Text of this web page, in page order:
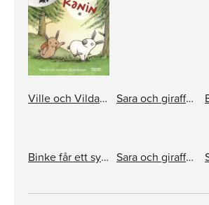
Ville och Vilda Kanin (bok + dvd) Sara och girafferna i fjällen
Binke får ett syskon Sara och girafferna på stormarknad